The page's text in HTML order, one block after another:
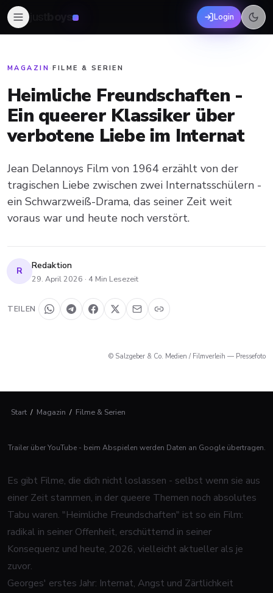
boys Login
MAGAZIN ·FILME & SERIEN
Heimliche Freundschaften -
Ein queerer Klassiker über
verbotene Liebe im Internat
Jean Delannoys Film von 1964 erzählt von der
tragischen Liebe zwischen zwei Internatsschülern -
ein Schwarzweiß-Drama, das seiner Zeit weit
voraus war und heute noch verstört.
R Redaktion
29. April 2026 · 4 Min Lesezeit
TEILEN
© Salzgeber & Co. Medien / Filmverleih — Pressefoto
Start / Magazin / Filme & Serien
Trailer über YouTube - beim Abspielen werden Daten an Google übertragen.
Es gibt Filme, die dich nicht loslassen - selbst wenn sie aus
einer Zeit stammen, in der queere Themen noch absolutes
Tabu waren. "Heimliche Freundschaften" ist so ein Film:
radikal in seiner Offenheit, erschütternd in seiner
Konsequenz und heute, 2026, vielleicht aktueller als je
zuvor.
Georges' erstes Jahr: Internat, Angst und Zärtlichkeit